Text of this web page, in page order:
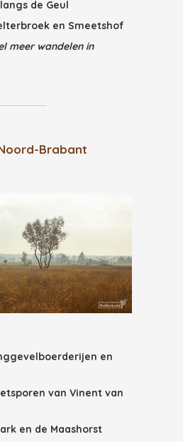
de Geul
en Smeetshof
meer wandelen in
Brabant
en
van Vinent van
en de Maashorst